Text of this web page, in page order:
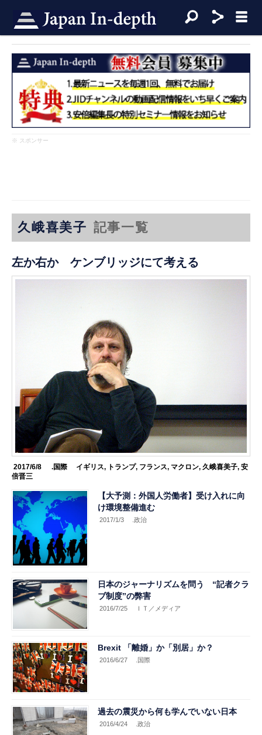
※ スポンサー
久峨喜美子 記事一覧
左か右か ケンブリッジにて考える
2017/6/8 .国際 イギリス, トランプ, フランス, マクロン, 久峨喜美子, 安
倍晋三
【大予測：外国人労働者】受け入れに向
け環境整備進む
2017/1/3 .政治
日本のジャーナリズムを問う “記者クラ
ブ制度”の弊害
2016/7/25 ＩＴ／メディア
Brexit 「離婚」か「別居」か？
2016/6/27 .国際
過去の震災から何も学んでいない日本
2016/4/24 .政治